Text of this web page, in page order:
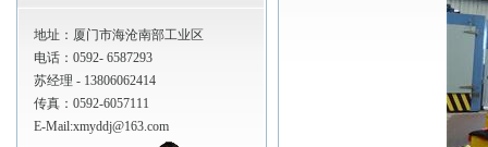
地址：厦门市海沧南部工业区
电话：0592- 6587293
苏经理 - 13806062414
传真：0592-6057111
E-Mail:xmyddj@163.com